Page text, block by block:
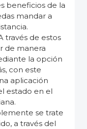
beneficios de la
mandar a
través de estos
de manera
la opción
con este
aplicación
estado en el
se trate
a través del